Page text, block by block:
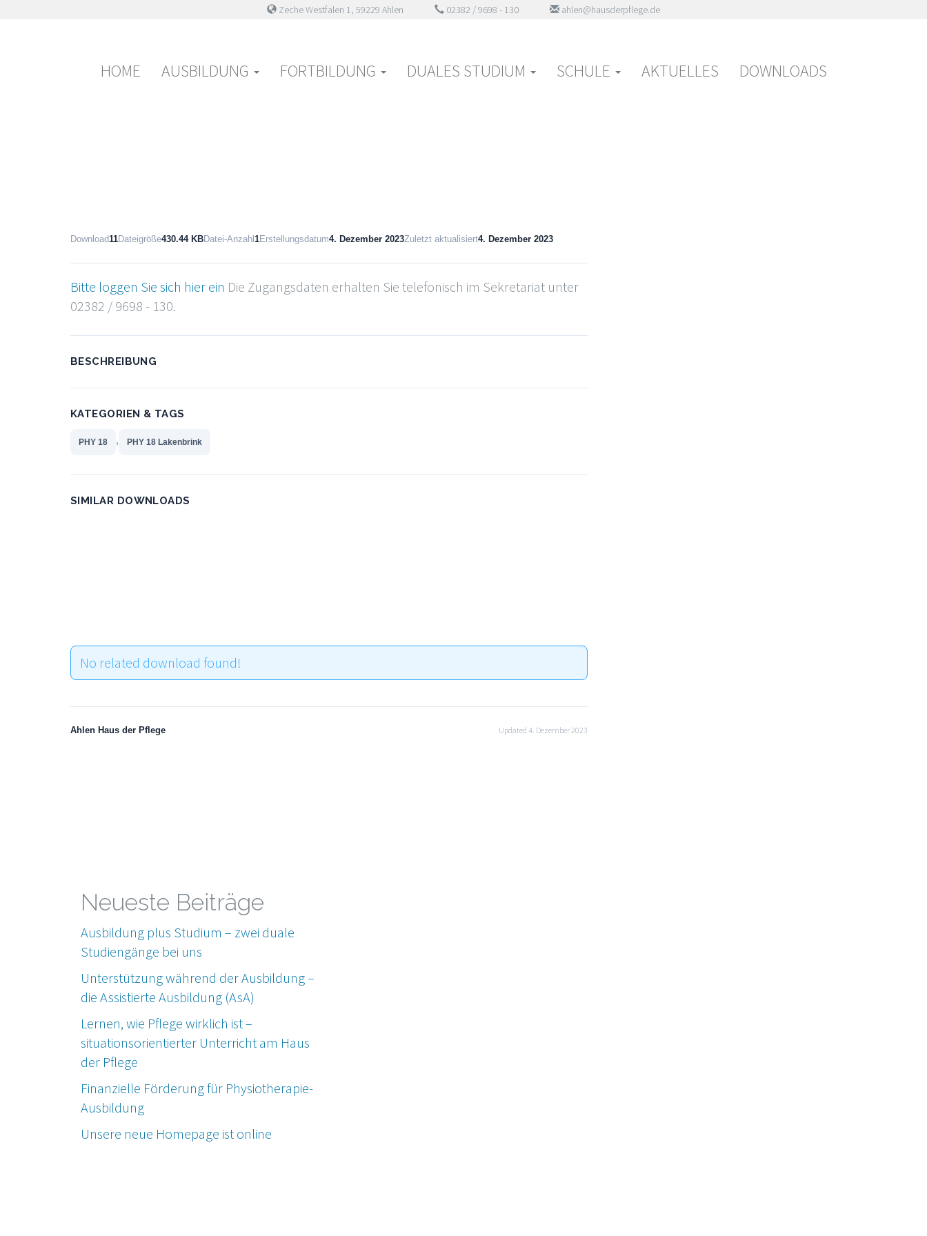
Zeche Westfalen 1, 59229 Ahlen 02382 / 9698 - 130 ahlen@hausderpflege.de
HOME AUSBILDUNG FORTBILDUNG DUALES STUDIUM SCHULE AKTUELLES DOWNLOADS
Download11Dateigröße430.44 KBDatei-Anzahl 1Erstellungsdatum4. Dezember 2023Zuletzt aktualisiert4. Dezember 2023
Bitte loggen Sie sich hier ein Die Zugangsdaten erhalten Sie telefonisch im Sekretariat unter
02382 / 9698 - 130.
BESCHREIBUNG
KATEGORIEN & TAGS
PHY 18 , PHY 18 Lakenbrink
SIMILAR DOWNLOADS
No related download found!
Ahlen Haus der Pflege Updated 4. Dezember 2023
Neueste Beiträge
Ausbildung plus Studium – zwei duale
Studiengänge bei uns
Unterstützung während der Ausbildung –
die Assistierte Ausbildung (AsA)
Lernen, wie Pflege wirklich ist –
situationsorientierter Unterricht am Haus
der Pflege
Finanzielle Förderung für Physiotherapie-
Ausbildung
Unsere neue Homepage ist online